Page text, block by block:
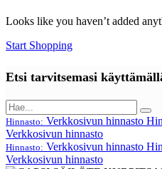
Looks like you haven’t added
Start Shopping
Etsi tarvitsemasi
Hinnasto: Verkkosivun hinnasto
Verkkosivun hinnasto
Hinnasto: Verkkosivun hinnasto
Verkkosivun hinnasto